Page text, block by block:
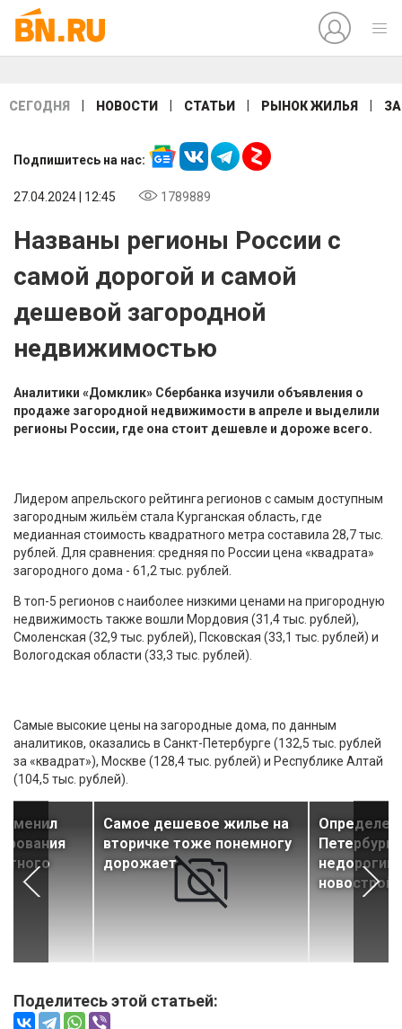
СЕГОДНЯ НОВОСТИ СТАТЬИ РЫНОК ЖИЛЬЯ
Подпишитесь на нас:
27.04.2024 | 12:45 1789889
Названы регионы России с
самой дорогой и самой
дешевой загородной
недвижимостью
Аналитики «Домклик» Сбербанка изучили объявления о
продаже загородной недвижимости в апреле и выделили
регионы России, где она стоит дешевле и дороже всего.
Лидером апрельского рейтинга регионов с самым доступным
загородным жильём стала Курганская область, где
медианная стоимость квадратного метра составила 28,7 тыс.
рублей. Для сравнения: средняя по России цена «квадрата»
загородного дома - 61,2 тыс. рублей.
В топ-5 регионов с наиболее низкими ценами на пригородную
недвижимость также вошли Мордовия (31,4 тыс. рублей),
Смоленская (32,9 тыс. рублей), Псковская (33,1 тыс. рублей) и
Вологодская области (33,3 тыс. рублей).
Самые высокие цены на загородные дома, по данным
аналитиков, оказались в Санкт-Петербурге (132,5 тыс. рублей
за «квадрат»), Москве (128,4 тыс. рублей) и Республике Алтай
(104,5 тыс. рублей).
Самое дешевое жилье на
вторичке тоже понемногу
дорожает
Поделитесь этой статьей: